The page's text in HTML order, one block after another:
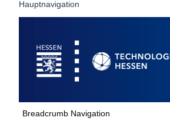
Hauptnavigation
Startseite
Breadcrumb Navigation